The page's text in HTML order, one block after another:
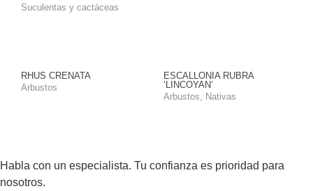
Suculentas y cactáceas
Arbustos
RHUS CRENATA
Arbustos
Nativas
ESCALLONIA RUBRA
‘LINCOYAN’
Habla con un especialista. Tu confianza es prioridad para
nosotros.